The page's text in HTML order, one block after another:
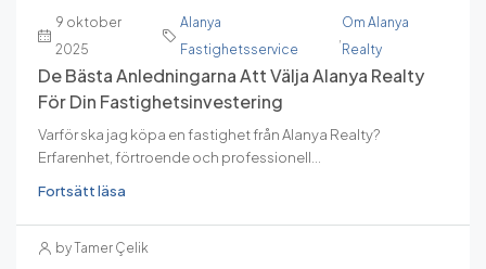
9 oktober
2025
Alanya
Fastighetsservice
Om Alanya
Realty
De Bästa Anledningarna Att Välja Alanya Realty
För Din Fastighetsinvestering
Varför ska jag köpa en fastighet från Alanya Realty?
Erfarenhet, förtroende och professionell...
Fortsätt läsa
by Tamer Çelik